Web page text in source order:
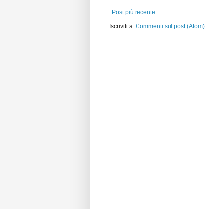
Post più recente
Iscriviti a: Commenti sul post (Atom)